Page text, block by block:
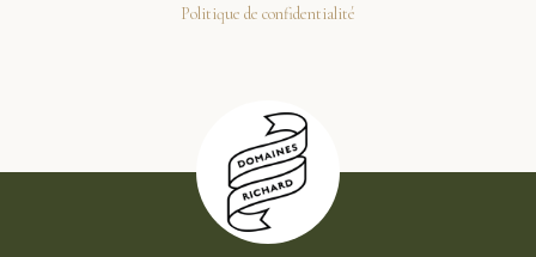
Politique de confidentialité